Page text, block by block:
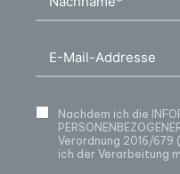
Nachdem ich die
Verordnung 2016/679
ich der Verarbeitung